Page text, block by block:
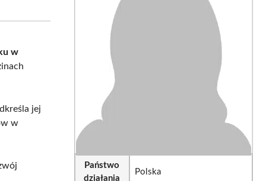
w
jej
w
Państwo
działania
Polska